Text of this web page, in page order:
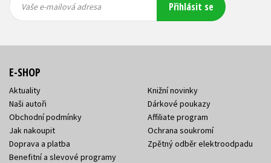
mailová
mailová
Vaše e-mailová adresa Přihlásit se
E-SHOP
Aktuality
Naši autoři
Obchodní podmínky
Jak nakoupit
Doprava a platba
Benefitní a slevové programy
Knižní novinky
Dárkové poukazy
Affiliate program
Ochrana soukromí
Zpětný odběr elektroodpadu